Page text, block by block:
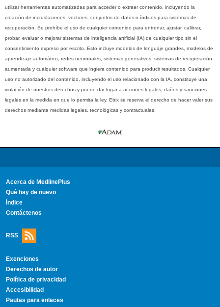
utilizar herramientas automatizadas para acceder o extraer contenido, incluyendo la
creación de incrustaciones, vectores, conjuntos de datos o índices para sistemas de
recuperación. Se prohíbe el uso de cualquier contenido para entrenar, ajustar, calibrar,
probar, evaluar o mejorar sistemas de inteligencia artificial (IA) de cualquier tipo sin el
consentimiento expreso por escrito. Esto incluye modelos de lenguaje grandes, modelos de
aprendizaje automático, redes neuronales, sistemas generativos, sistemas de recuperación
aumentada y cualquier software que ingiera contenido para producir resultados. Cualquier
uso no autorizado del contenido, incluyendo el uso relacionado con la IA, constituye una
violación de nuestros derechos y puede dar lugar a acciones legales, daños y sanciones
legales en la medida en que lo permita la ley. Ebix se reserva el derecho de hacer valer sus
derechos mediante medidas legales, tecnológicas y contractuales.
Acerca de MedlinePlus
Qué hay de nuevo
Índice
Contáctenos
RSS
Exenciones
Derechos de autor
Política de privacidad
Accesibilidad
Pautas para enlaces